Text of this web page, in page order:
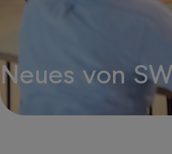
Neues von